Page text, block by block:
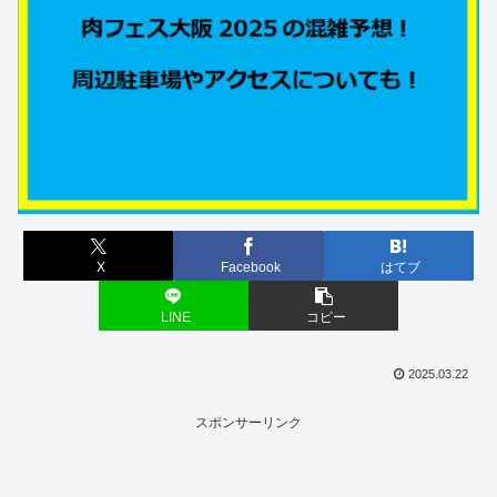
X Facebook はてブ
LINE コピー
2025.03.22
スポンサーリンク